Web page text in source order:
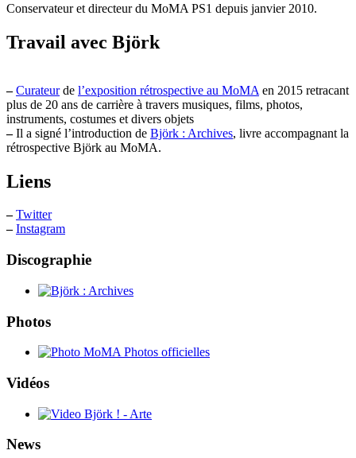
Conservateur et directeur du MoMA PS1 depuis janvier 2010.
Travail avec Björk
– Curateurde l’exposition rétrospective au MoMA en 2015 retracant
plus de 20 ans de carrière à travers musiques, films, photos,
instruments, costumes et divers objets
–Il a signé l’introduction de Björk : Archives, livre accompagnant la
rétrospective Björk au MoMA.
Liens
– Twitter
– Instagram
Discographie
Photos
Vidéos
News